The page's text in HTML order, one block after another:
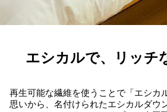
エシカルで、リッチ
再生可能な繊維を使うことで「エシカ
思いから、名付けられたエシカルダウ